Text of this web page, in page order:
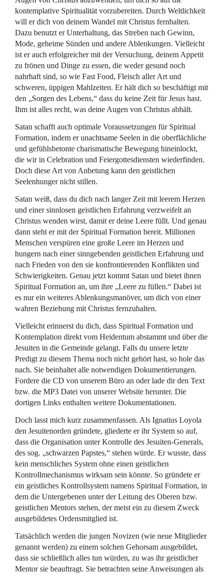
kontemplative Spiritualität vorzubereiten. Durch Weltlichkeit
will er dich von deinem Wandel mit Christus fernhalten.
Dazu benutzt er Unterhaltung, das Streben nach Gewinn,
Mode, geheime Sünden und andere Ablenkungen. Vielleicht
ist er auch erfolgreicher mit der Versuchung, deinem Appetit
zu frönen und Dinge zu essen, die weder gesund noch
nahrhaft sind, so wie Fast Food, Fleisch aller Art und
schweren, üppigen Mahlzeiten. Er hält dich so beschäftigt mit
den „Sorgen des Lebens,“ dass du keine Zeit für Jesus hast.
Ihm ist alles recht, was deine Augen von Christus abhält.
Satan schafft auch optimale Voraussetzungen für Spiritual
Formation, indem er unachtsame Seelen in die oberflächliche
und gefühlsbetonte charismatische Bewegung hineinlockt,
die wir in Celebration und Feiergottesdiensten wiederfinden.
Doch diese Art von Anbetung kann den geistlichen
Seelenhunger nicht stillen.
Satan weiß, dass du dich nach langer Zeit mit leerem Herzen
und einer sinnlosen geistlichen Erfahrung verzweifelt an
Christus wenden wirst, damit er deine Leere füllt. Und genau
dann steht er mit der Spiritual Formation bereit. Millionen
Menschen verspüren eine große Leere im Herzen und
hungern nach einer sinngebenden geistlichen Erfahrung und
nach Frieden von den sie konfrontierenden Konflikten und
Schwierigkeiten. Genau jetzt kommt Satan und bietet ihnen
Spiritual Formation an, um ihre „Leere zu füllen.“ Dabei ist
es nur ein weiteres Ablenkungsmanöver, um dich von einer
wahren Beziehung mit Christus fernzuhalten.
Vielleicht erinnerst du dich, dass Spiritual Formation und
Kontemplation direkt vom Heidentum abstammt und über die
Jesuiten in die Gemeinde gelangt. Falls du unsere letzte
Predigt zu diesem Thema noch nicht gehört hast, so hole das
nach. Sie beinhaltet alle notwendigen Dokumentierungen.
Fordere die CD von unserem Büro an oder lade dir den Text
bzw. die MP3 Datei von unserer Website herunter. Die
dortigen Links enthalten weitere Dokumentationen.
Doch lasst mich kurz zusammenfassen. Als Ignatius Loyola
den Jesuitenorden gründete, gliederte er ihr System so auf,
dass die Organisation unter Kontrolle des Jesuiten-Generals,
des sog. „schwarzen Papstes,“ stehen würde. Er wusste, dass
kein menschliches System ohne einen geistlichen
Kontrollmechanismus wirksam sein könnte. So gründete er
ein geistliches Kontrollsystem namens Spiritual Formation, in
dem die Untergebenen unter der Leitung des Oberen bzw.
geistlichen Mentors stehen, der meist ein zu diesem Zweck
ausgebildetes Ordensmitglied ist.
Tatsächlich werden die jungen Novizen (wie neue Mitglieder
genannt werden) zu einem solchen Gehorsam ausgebildet,
dass sie schließlich alles tun würden, zu was ihr geistlicher
Mentor sie beauftragt. Sie betrachten seine Anweisungen als